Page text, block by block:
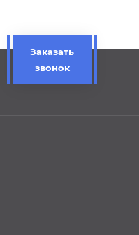
Заказать
звонок